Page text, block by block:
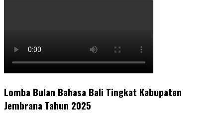
Lomba Bulan Bahasa Bali Tingkat Kabupaten
Jembrana Tahun 2025